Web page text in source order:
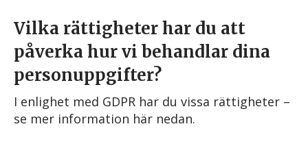
Vilka rättigheter har du att
påverka hur vi behandlar dina
personuppgifter?
I enlighet med GDPR har du vissa rättigheter –
se mer information här nedan.